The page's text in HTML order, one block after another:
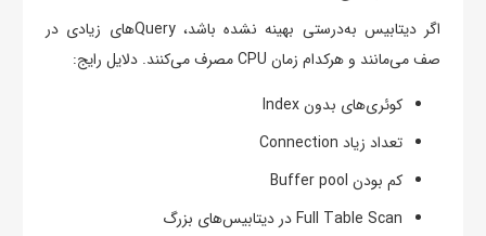
اگر دیتابیس به‌درستی بهینه نشده باشد، Queryهای زیادی در
صف می‌مانند و هرکدام زمان CPU مصرف می‌کنند. دلایل رایج:
کوئری‌های بدون Index
تعداد زیاد Connection
کم بودن Buffer pool
Full Table Scan در دیتابیس‌های بزرگ